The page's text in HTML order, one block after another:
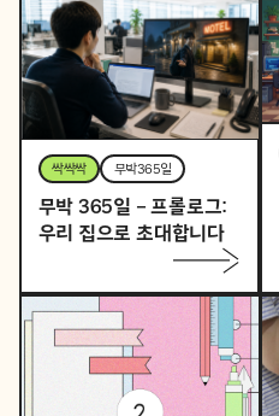
싹싹싹 무박365일
무박 365일 – 프롤로그:
우리 집으로 초대합니다